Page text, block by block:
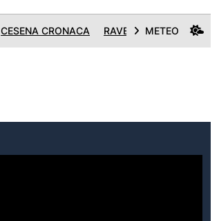
CESENA CRONACA RAVENNA CRONACA
METEO